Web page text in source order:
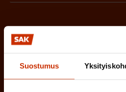
Suostumus
l
n
P
a
o
Sähköpostiosoite
P
a
k
Mikä tai mitkä näistä